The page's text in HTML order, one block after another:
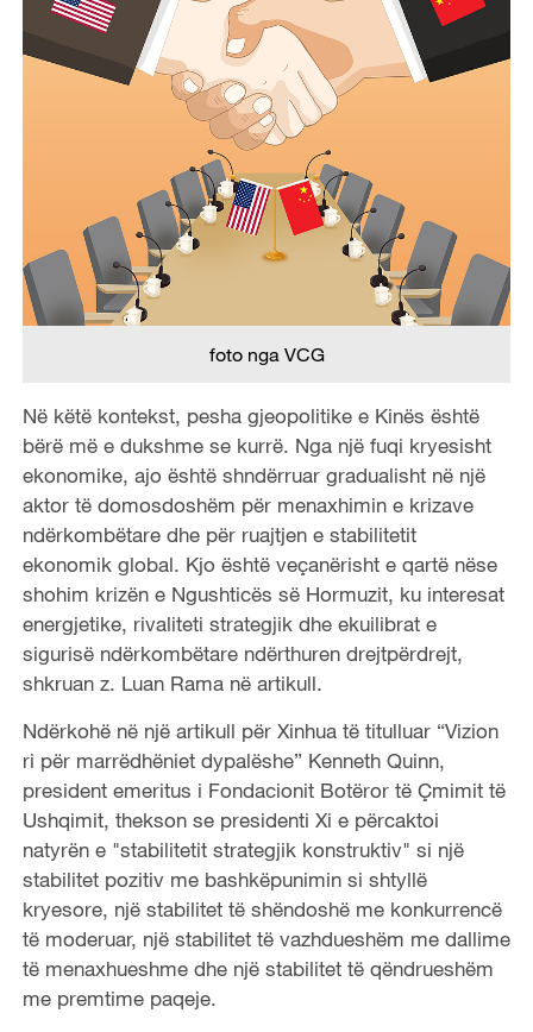
foto nga VCG
Në këtë kontekst, pesha gjeopolitike e Kinës është
bërë më e dukshme se kurrë. Nga një fuqi kryesisht
ekonomike, ajo është shndërruar gradualisht në një
aktor të domosdoshëm për menaxhimin e krizave
ndërkombëtare dhe për ruajtjen e stabilitetit
ekonomik global. Kjo është veçanërisht e qartë nëse
shohim krizën e Ngushticës së Hormuzit, ku interesat
energjetike, rivaliteti strategjik dhe ekuilibrat e
sigurisë ndërkombëtare ndërthuren drejtpërdrejt,
shkruan z. Luan Rama në artikull.
Ndërkohë në një artikull për Xinhua të titulluar “Vizion
ri për marrëdhëniet dypalëshe” Kenneth Quinn,
president emeritus i Fondacionit Botëror të Çmimit të
Ushqimit, thekson se presidenti Xi e përcaktoi
natyrën e "stabilitetit strategjik konstruktiv" si një
stabilitet pozitiv me bashkëpunimin si shtyllë
kryesore, një stabilitet të shëndoshë me konkurrencë
të moderuar, një stabilitet të vazhdueshëm me dallime
të menaxhueshme dhe një stabilitet të qëndrueshëm
me premtime paqeje.